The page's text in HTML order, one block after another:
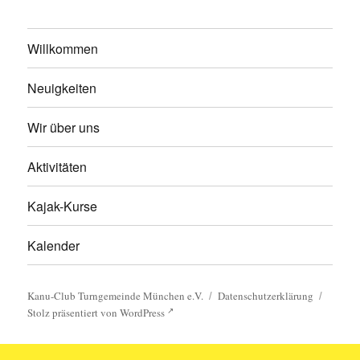
Willkommen
Neuigkeiten
Wir über uns
Aktivitäten
Kajak-Kurse
Kalender
Kanu-Club Turngemeinde München e.V.
Datenschutzerklärung
Stolz präsentiert von WordPress